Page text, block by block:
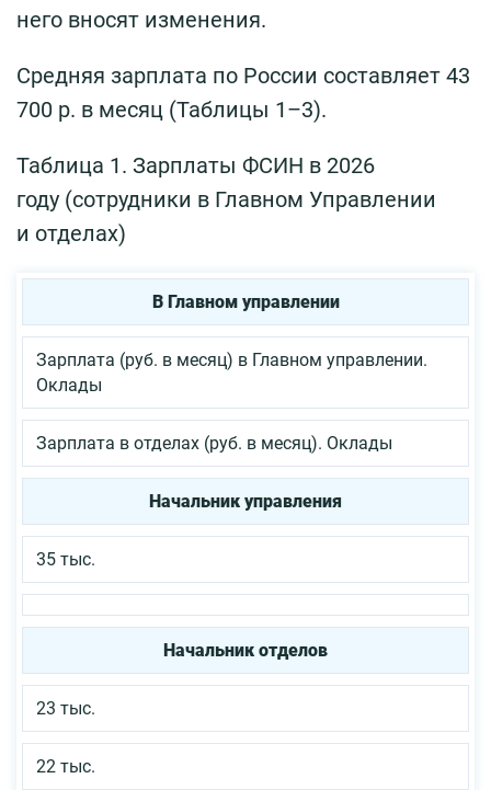
него вносят изменения.
Средняя зарплата по России составляет 43
700 р. в месяц (Таблицы 1–3).
Таблица 1. Зарплаты ФСИН в 2026
году (сотрудники в Главном Управлении
и отделах)
В Главном управлении
Зарплата (руб. в месяц) в Главном управлении.
Оклады
Зарплата в отделах (руб. в месяц). Оклады
Начальник управления
35 тыс.
Начальник отделов
23 тыс.
22 тыс.